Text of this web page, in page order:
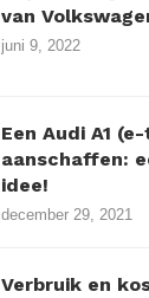
van
juni 9, 2022
Een Audi A1
aanschaffen:
idee!
december 29, 2021
Verbruik en